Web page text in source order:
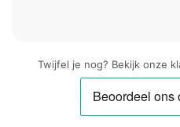
Twijfel je nog? Bekijk onze